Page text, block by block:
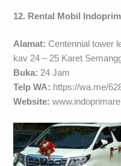
12. Rental Mobil
Alamat: Centennial tower
kav 24 – 25 Karet
Buka: 24 Jam
Telp WA: https://wa.me/
Website: